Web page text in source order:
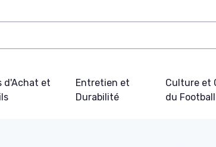
d'Achat et
Entretien et
Durabilité
Culture et
du Football